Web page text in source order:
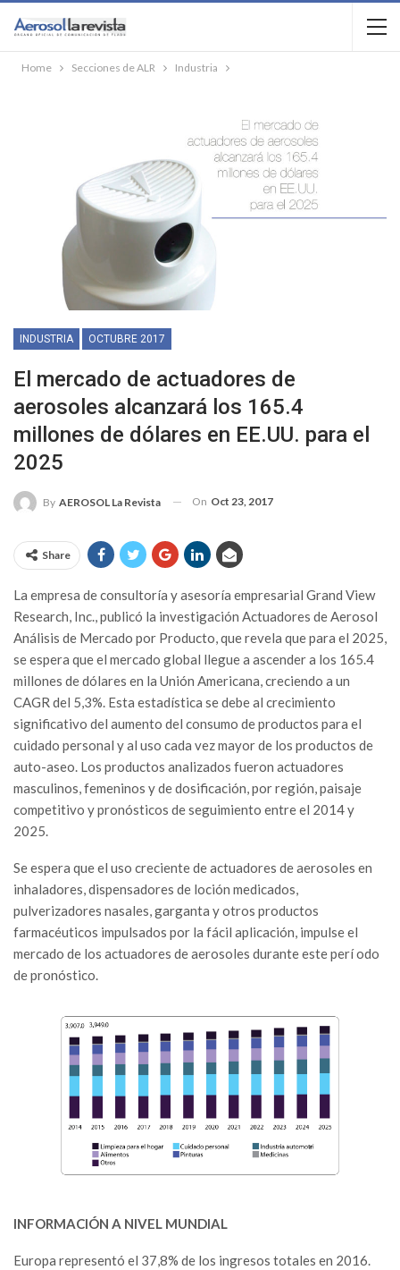
Home Secciones de ALR Industria
INDUSTRIA OCTUBRE 2017
El mercado de actuadores de
aerosoles alcanzará los 165.4
millones de dólares en EE.UU. para el
2025
By AEROSOL La Revista On Oct 23, 2017
Share
La empresa de consultoría y asesoría empresarial Grand View
Research, Inc., publicó la investigación Actuadores de Aerosol
Análisis de Mercado por Producto, que revela que para el 2025,
se espera que el mercado global llegue a ascender a los 165.4
millones de dólares en la Unión Americana, creciendo a un
CAGR del 5,3%. Esta estadística se debe al crecimiento
significativo del aumento del consumo de productos para el
cuidado personal y al uso cada vez mayor de los productos de
auto-aseo. Los productos analizados fueron actuadores
masculinos, femeninos y de dosificación, por región, paisaje
competitivo y pronósticos de seguimiento entre el 2014 y
2025.
Se espera que el uso creciente de actuadores de aerosoles en
inhaladores, dispensadores de loción medicados,
pulverizadores nasales, garganta y otros productos
farmacéuticos impulsados ​​por la fácil aplicación, impulse el
mercado de los actuadores de aerosoles durante este perí odo
de pronóstico.
INFORMACIÓN A NIVEL MUNDIAL
Europa representó el 37,8% de los ingresos totales en 2016.